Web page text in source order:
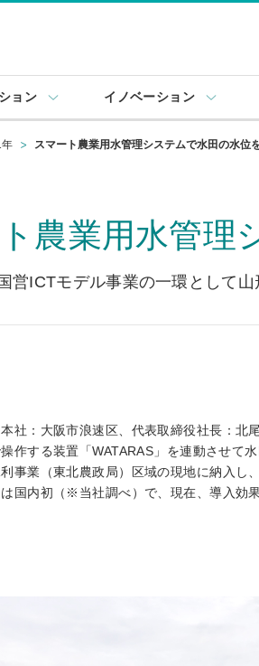
ョン イノベーション
スマート農業用水管理システムで水田の水位
農業用水管理
営ICTモデル事業の一環として山
社：大阪市浪速区、代表取締役社長：北
作する装置「WATARAS」を連動させて
事業（東北農政局）区域の現地に納入し
国内初（※当社調べ）で、現在、導入効